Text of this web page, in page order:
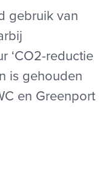
gebruik van
‘CO2-reductie
is gehouden
en Greenport